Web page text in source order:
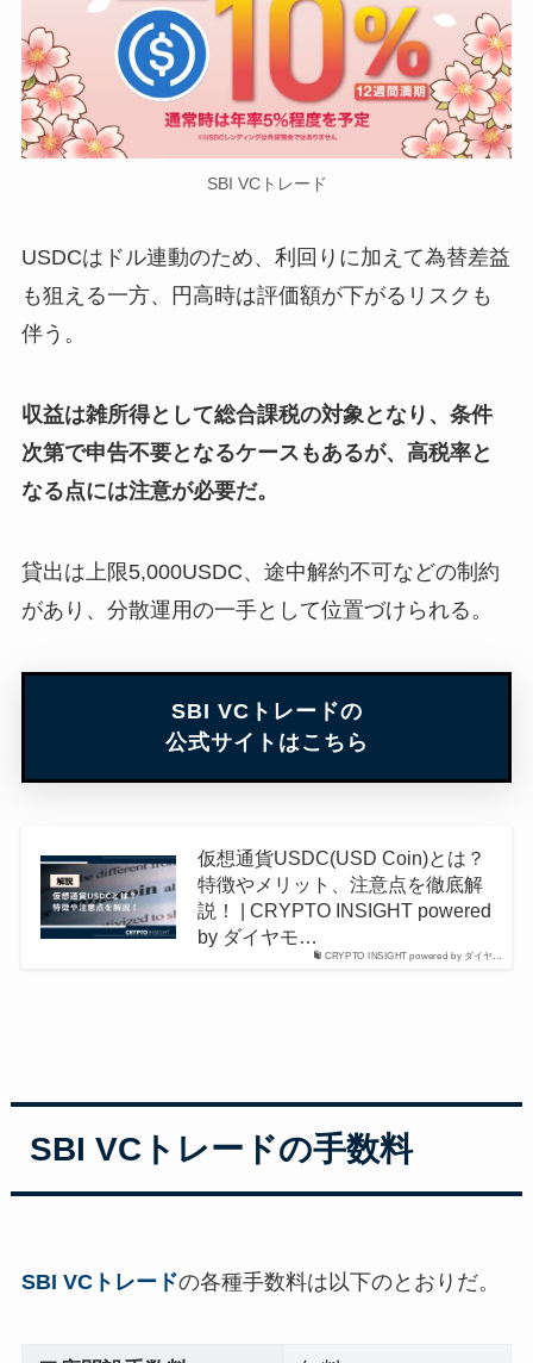
SBI VCトレード
USDCはドル連動のため、利回りに加えて為替差益
も狙える一方、円高時は評価額が下がるリスクも
伴う。
収益は雑所得として総合課税の対象となり、条件
次第で申告不要となるケースもあるが、高税率と
なる点には注意が必要だ。
貸出は上限5,000USDC、途中解約不可などの制約
があり、分散運用の一手として位置づけられる。
SBI VCトレードの
公式サイトはこちら
CRYPTO INSIGHT powered by ダイヤ…
仮想通貨USDC(USD Coin)とは？
特徴やメリット、注意点を徹底解
説！ | CRYPTO INSIGHT powered
by ダイヤモ…
SBI VCトレードの手数料
SBI VCトレードの各種手数料は以下のとおりだ。